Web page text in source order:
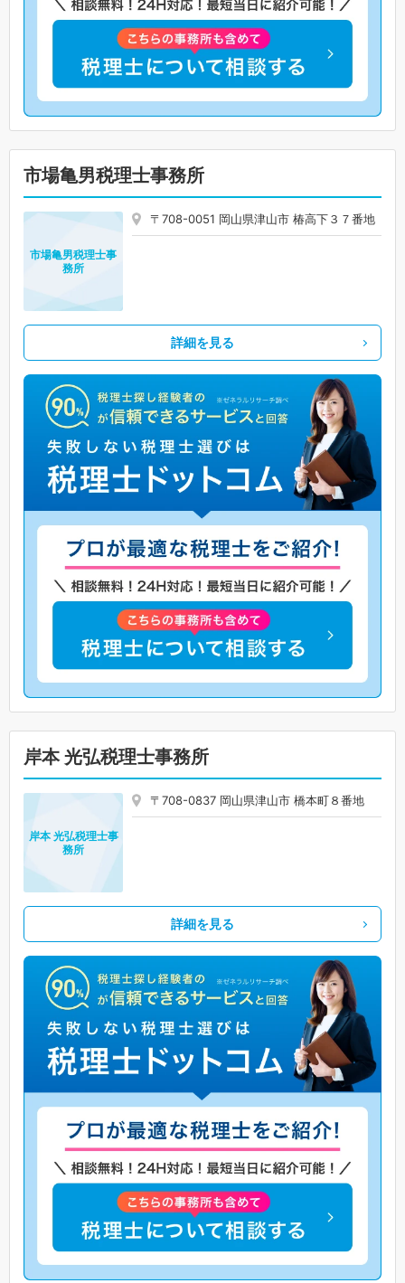
市場亀男税理士事務所
〒708-0051 岡山県津山市 椿高下３７番地
市場亀男税理士事
務所
詳細を見る
岸本 光弘税理士事務所
〒708-0837 岡山県津山市 橋本町８番地
岸本 光弘税理士事
務所
詳細を見る